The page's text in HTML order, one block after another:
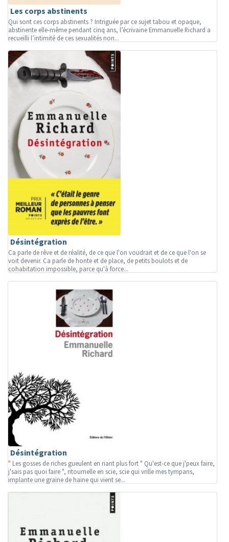
Les corps abstinents
Qui sont ces corps abstinents ? Intriguée par ce sujet tabou et opaque,
abstinente elle-même pendant cinq ans, l’écrivaine Emmanuelle Richard a
recueilli l’intimité de ces sexualités non...
Désintégration
Ca parle de rêve et de réalité, de ce que l'on voudrait et de ce que l'on se
voit devenir. Ca parle de honte et de place, de petits boulots et de
cohabitation impossible, parce qu'à force...
Désintégration
" Les gosses de riches gueulent en riant plus fort " Qu'est-ce que j'peux faire,
j'sais pas quoi faire ", ritournelle en scie, scie qui vrille mes tympans,
implante une graine de haine qui vient se...